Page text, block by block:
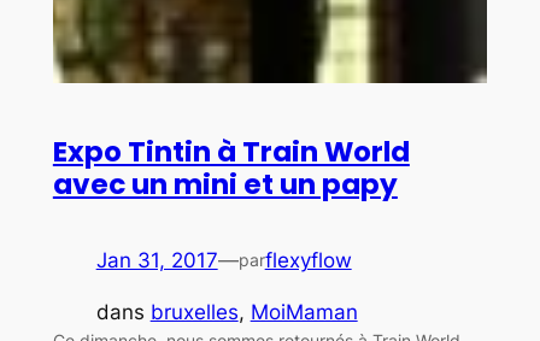
Expo Tintin à Train World
avec un mini et un papy
Jan 31, 2017—parflexyflow
dans bruxelles, MoiMaman